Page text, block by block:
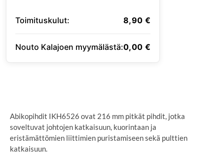
Toimituskulut: 8,90 €
Nouto Kalajoen myymälästä:0,00 €
Abikopihdit IKH6526 ovat 216 mm pitkät pihdit, jotka
soveltuvat johtojen katkaisuun, kuorintaan ja
eristämättömien liittimien puristamiseen sekä pulttien
katkaisuun.